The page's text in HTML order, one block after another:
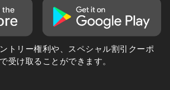
納期・配送について